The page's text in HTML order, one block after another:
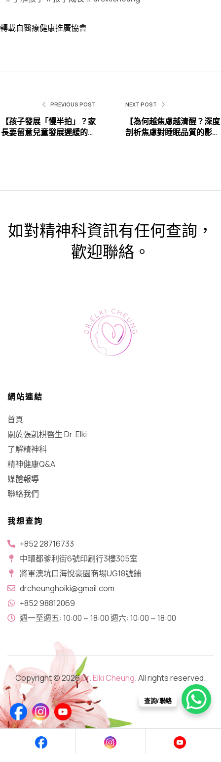
轉載自醫療健康推廣協會
PREVIOUS POST
【孩子發展「慢半拍」？家
長要留意兒童發展遲緩的早
NEXT POST
【為何越焦慮越清醒？深度
剖析焦慮對睡眠品質的影
如對精神科資訊有任何查詢，
歡迎聯絡。
網站連結
首頁
關於張凱棋醫生 Dr. Elki
了解精神科
精神健康Q&A
媒體報導
聯絡我們
我想查詢
+852 28716733
中環都爹利街6號印刷行3樓305室
將軍澳坑口​海悅豪園商場UG18號鋪
drcheunghoiki@gmail.com
+852 98812069
週一至週五: 10:00 ~ 18:00 週六: 10:00 ~ 18:00
Copyright © 2026Dr. Elki Cheung. All rights reserved.
查詢/聯絡